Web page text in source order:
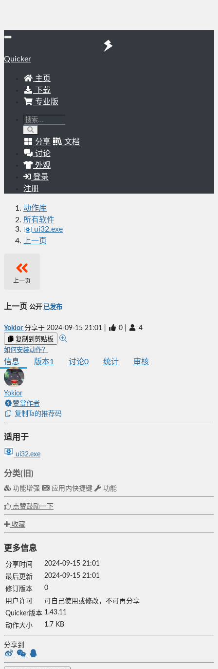
Quicker
主页
下载
专业版
分享
文档
讨论
外观
登录
注册
动作库
所有软件
ui32.exe
上一页
上一页
上一页 公开 已发布
Yokior分享于 2024-09-15 21:01 0 4
复制到剪贴板
如何安装动作？
信息 版本1 讨论0 统计 审核
Yokior
赞赏作者
复制Ta的推荐码
适用于
ui32.exe
分类(旧)
功能增强 应用内快捷键 功能
点赞鼓励一下
收藏
更多信息
分享时间
2024-09-15 21:01
最后更新
2024-09-15 21:01
修订版本
0
用户许可
可自己使用或修改，不可再分享
Quicker版本 1.43.11
动作大小
1.7 KB
分享到